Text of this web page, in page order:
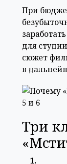
При
для
сюжет
в
Три